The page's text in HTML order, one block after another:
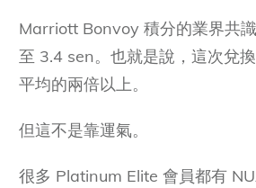
指標四：現金價差（越大越好
Round 1：Mandapa, a Ritz-
Marriott Bonvoy 積分的業界共
至 3.4 sen。也就是說，這次兌
平均的兩倍以上。
但這不是靠運氣。
很多 Platinum Elite 會員都有